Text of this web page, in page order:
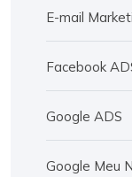
E-mail
Facebook
Google ADS
Google Meu